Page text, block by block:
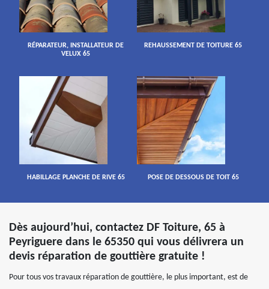
RÉPARATEUR, INSTALLATEUR DE
VELUX 65
REHAUSSEMENT DE TOITURE 65
HABILLAGE PLANCHE DE RIVE 65 POSE DE DESSOUS DE TOIT 65
Dès aujourd’hui, contactez DF Toiture, 65 à
Peyriguere dans le 65350 qui vous délivrera un
devis réparation de gouttière gratuite !
Pour tous vos travaux réparation de gouttière, le plus important, est de